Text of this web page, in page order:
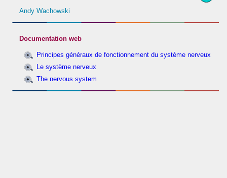
Andy Wachowski
Documentation web
Principes généraux de fonctionnement du système nerveux
Le système nerveux
The nervous system